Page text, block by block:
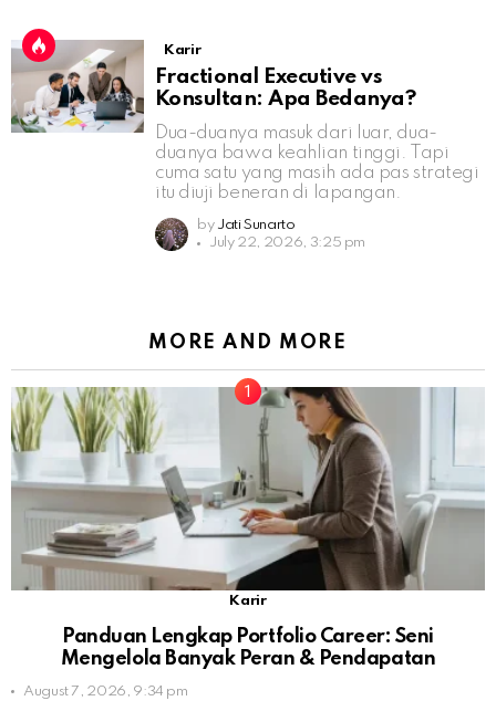
Karir
Fractional Executive vs
Konsultan: Apa Bedanya?
Dua-duanya masuk dari luar, dua-
duanya bawa keahlian tinggi. Tapi
cuma satu yang masih ada pas strategi
itu diuji beneran di lapangan.
by Jati Sunarto
July 22, 2026, 3:25 pm
MORE AND MORE
Karir
Panduan Lengkap Portfolio Career: Seni
Mengelola Banyak Peran & Pendapatan
August 7, 2026, 9:34 pm